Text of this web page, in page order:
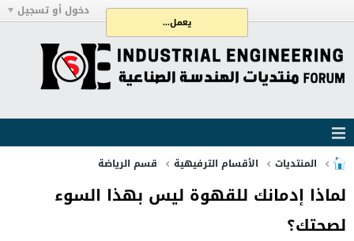
دخول أو تسجيل
المنتديات الأقسام الترفيهية قسم الرياضة
لماذا إدمانك للقهوة ليس بهذا السوء
لصحتك؟
يعمل...